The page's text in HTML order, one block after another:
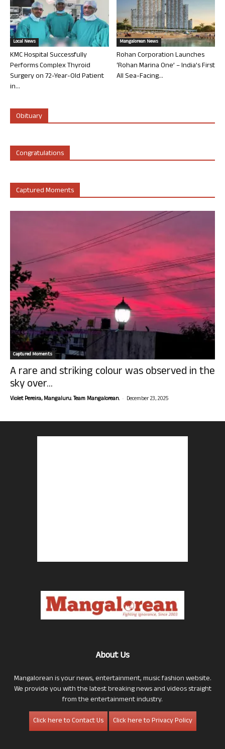
Local News
KMC Hospital Successfully
Performs Complex Thyroid
Surgery on 72-Year-Old Patient
in...
Mangalorean News
Rohan Corporation Launches
‘Rohan Marina One’ – India’s First
All Sea-Facing...
Obituary
Congratulations
Captured Moments
Captured Moments
A rare and striking colour was observed in the
sky over...
Violet Pereira, Mangaluru. Team Mangalorean. - December 23, 2025
About Us
Mangalorean is your news, entertainment, music fashion website.
We provide you with the latest breaking news and videos straight
from the entertainment industry.
Click here to Contact Us
Click here to Privacy Policy